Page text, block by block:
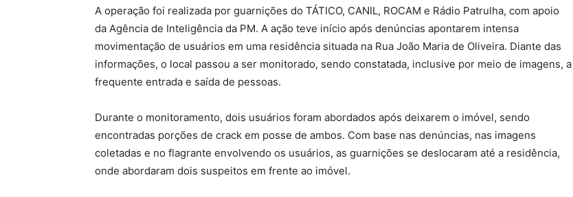
A operação foi realizada por guarnições do TÁTICO, CANIL, ROCAM e Rádio Patrulha, com apoio
da Agência de Inteligência da PM. A ação teve início após denúncias apontarem intensa
movimentação de usuários em uma residência situada na Rua João Maria de Oliveira. Diante das
informações, o local passou a ser monitorado, sendo constatada, inclusive por meio de imagens, a
frequente entrada e saída de pessoas.
Durante o monitoramento, dois usuários foram abordados após deixarem o imóvel, sendo
encontradas porções de crack em posse de ambos. Com base nas denúncias, nas imagens
coletadas e no flagrante envolvendo os usuários, as guarnições se deslocaram até a residência,
onde abordaram dois suspeitos em frente ao imóvel.